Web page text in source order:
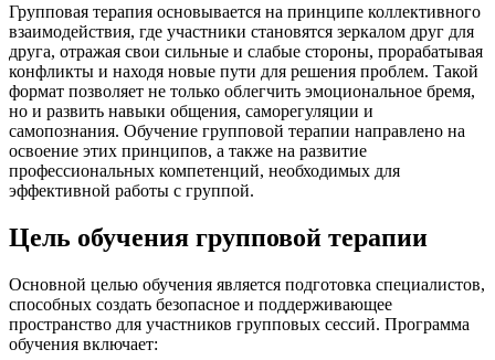
Групповая терапия основывается на принципе коллективного
взаимодействия, где участники становятся зеркалом друг для
друга, отражая свои сильные и слабые стороны, прорабатывая
конфликты и находя новые пути для решения проблем. Такой
формат позволяет не только облегчить эмоциональное бремя,
но и развить навыки общения, саморегуляции и
самопознания. Обучение групповой терапии направлено на
освоение этих принципов, а также на развитие
профессиональных компетенций, необходимых для
эффективной работы с группой.
Цель обучения групповой терапии
Основной целью обучения является подготовка специалистов,
способных создать безопасное и поддерживающее
пространство для участников групповых сессий. Программа
обучения включает: